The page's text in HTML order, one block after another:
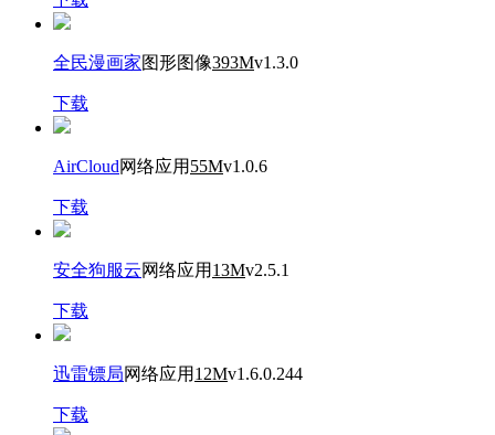
全民漫画家图形图像393Mv1.3.0
下载
AirCloud网络应用 55Mv1.0.6
下载
安全狗服云网络应用 13Mv2.5.1
下载
迅雷镖局网络应用 12Mv1.6.0.244
下载